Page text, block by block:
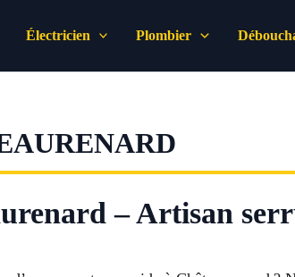
Électricien Plombier
– Artisan